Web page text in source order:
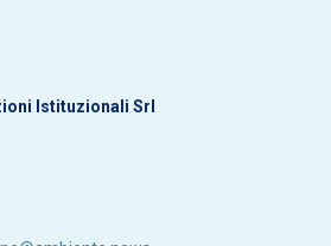
Istituzionali Srl